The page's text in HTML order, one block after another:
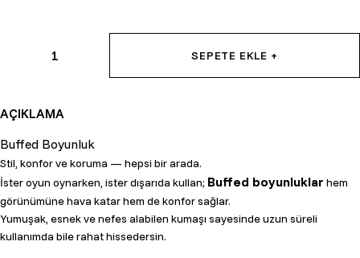
1 SEPETE EKLE +
AÇIKLAMA
Buffed Boyunluk
Stil, konfor ve koruma — hepsi bir arada.
İster oyun oynarken, ister dışarıda kullan; Buffed boyunluklar hem
görünümüne hava katar hem de konfor sağlar.
Yumuşak, esnek ve nefes alabilen kumaşı sayesinde uzun süreli
kullanımda bile rahat hissedersin.